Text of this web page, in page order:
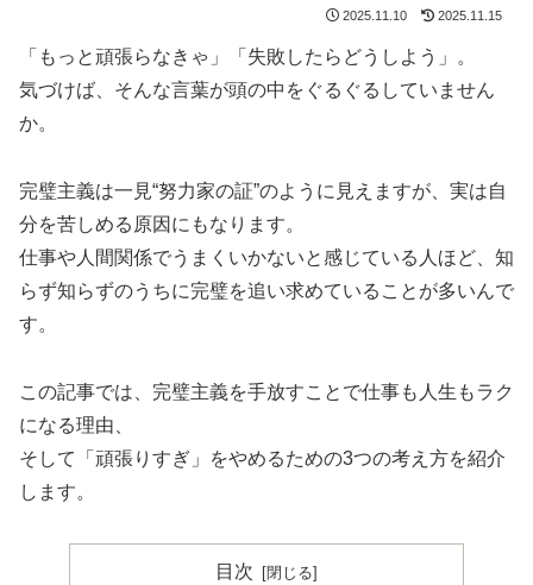
2025.11.10 2025.11.15
「もっと頑張らなきゃ」「失敗したらどうしよう」。
気づけば、そんな言葉が頭の中をぐるぐるしていません
か。
完璧主義は一見“努力家の証”のように見えますが、実は自
分を苦しめる原因にもなります。
仕事や人間関係でうまくいかないと感じている人ほど、知
らず知らずのうちに完璧を追い求めていることが多いんで
す。
この記事では、完璧主義を手放すことで仕事も人生もラク
になる理由、
そして「頑張りすぎ」をやめるための3つの考え方を紹介
します。
目次